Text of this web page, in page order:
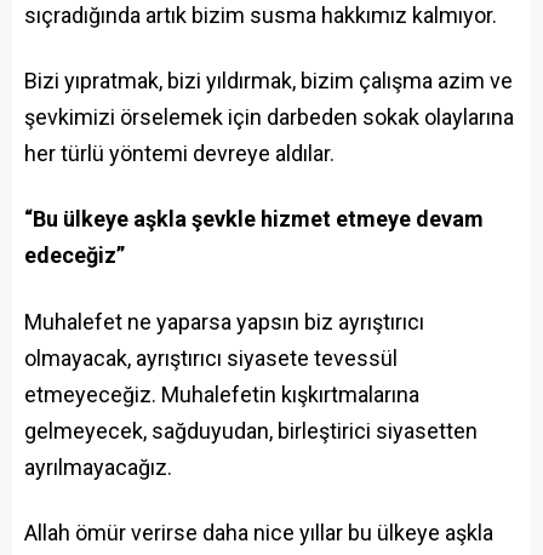
sıçradığında artık bizim susma hakkımız kalmıyor.
Bizi yıpratmak, bizi yıldırmak, bizim çalışma azim ve
şevkimizi örselemek için darbeden sokak olaylarına
her türlü yöntemi devreye aldılar.
“Bu ülkeye aşkla şevkle hizmet etmeye devam
edeceğiz”
Muhalefet ne yaparsa yapsın biz ayrıştırıcı
olmayacak, ayrıştırıcı siyasete tevessül
etmeyeceğiz. Muhalefetin kışkırtmalarına
gelmeyecek, sağduyudan, birleştirici siyasetten
ayrılmayacağız.
Allah ömür verirse daha nice yıllar bu ülkeye aşkla